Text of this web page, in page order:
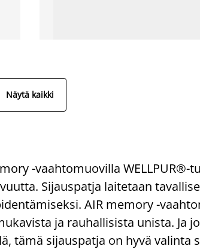
Näytä kaikki
-vaahtomuovilla
Sijauspatja laitetaan
AIR memory -
ja rauhallisista unista. Ja
tämä sijauspatja on hyvä valinta